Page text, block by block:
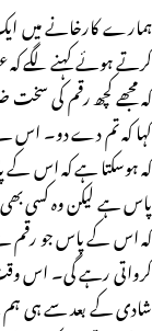
ہمارے کارخانے میں
کرتے ہوئے کہنے لگے
کہ مجھے کچھ رقم کی
کہا کہ تم دے دو۔ اس
کہ ہوسکتا ہے کہ اس کے
پاس ہے لیکن وہ کسی
کہ اس کے پاس جو رقم
کرواتی رہے گی۔ اس
شادی کے بعد سے ہی ہم